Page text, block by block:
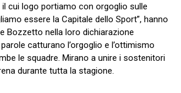
il cui logo portiamo con orgoglio sulle
essere la Capitale dello Sport”, hanno
Bozzetto nella loro dichiarazione
catturano l’orgoglio e l’ottimismo
le squadre. Mirano a unire i sostenitori
durante tutta la stagione.